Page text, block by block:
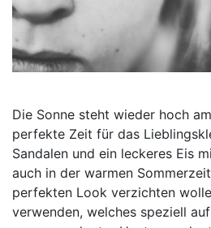
Die Sonne steht wieder hoch
perfekte Zeit für das
Sandalen und ein leckeres Eis
auch in der warmen
perfekten Look verzichten
verwenden, welches speziell